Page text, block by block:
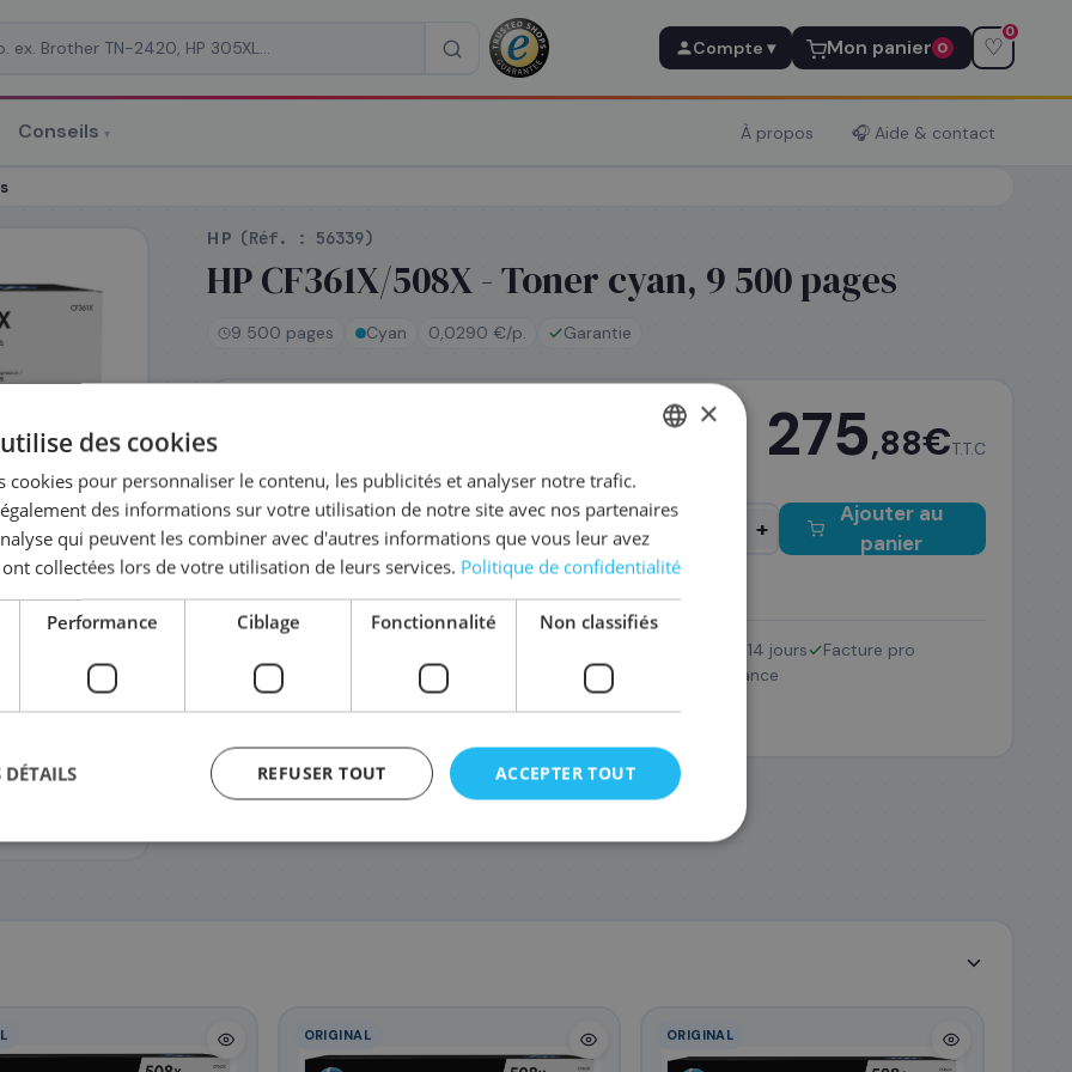
Compte ▾ Mon panier 0 ♡
0
Conseils ▾ À propos 🎧 Aide & contact
HP
HP (Réf. : 56339)
HP CF361X/508X - Toner cyan, 9 500 pages
9 500 pages Cyan 0,0290 €/p. Garantie
Coût par impression :0,0290 € 275,88€T.T.C
+
Ajouter au
panier
Complétez la série508X
267 183,48 €
Retour 14 jours
Facture pro
SAV France
ORIGINAL ORIGINAL
ENGLISH
×
des cookies
cookies pour personnaliser le contenu, les publicités et analyser notre trafic.
des informations sur votre utilisation de notre site avec nos partenaires
qui peuvent les combiner avec d'autres informations que vous leur avez
collectées lors de votre utilisation de leurs services. Politique de confidentialité
Performance Ciblage Fonctionnalité Non classifiés
ACCEPTER TOUT
REFUSER TOUT
DÉTAILS